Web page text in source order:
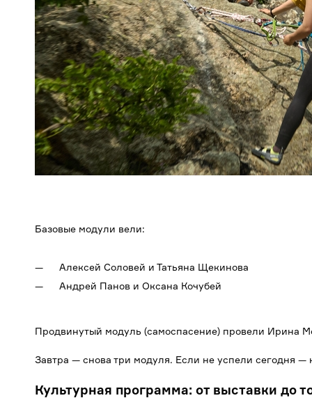
Базовые модули вели:
Алексей Соловей и Татьяна Щекинова
Андрей Панов и Оксана Кочубей
Продвинутый модуль (самоспасение) провели Ирина
Завтра — снова три модуля. Если не успели сегодня —
Культурная программа: от выставки до